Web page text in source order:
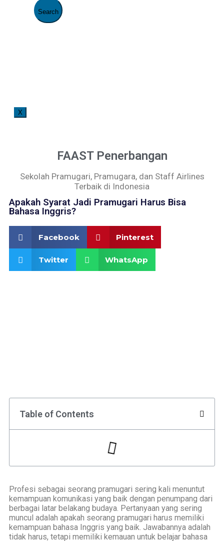
X
FAAST Penerbangan
Sekolah Pramugari, Pramugara, dan Staff Airlines
Terbaik di Indonesia
Apakah Syarat Jadi Pramugari Harus Bisa
Bahasa Inggris?
Facebook Pinterest
Twitter WhatsApp
Table of Contents
Profesi sebagai seorang pramugari sering kali menuntut
kemampuan komunikasi yang baik dengan penumpang dari
berbagai latar belakang budaya. Pertanyaan yang sering
muncul adalah apakah seorang pramugari harus memiliki
kemampuan bahasa Inggris yang baik. Jawabannya adalah
tidak harus, tetapi memiliki kemauan untuk belajar bahasa